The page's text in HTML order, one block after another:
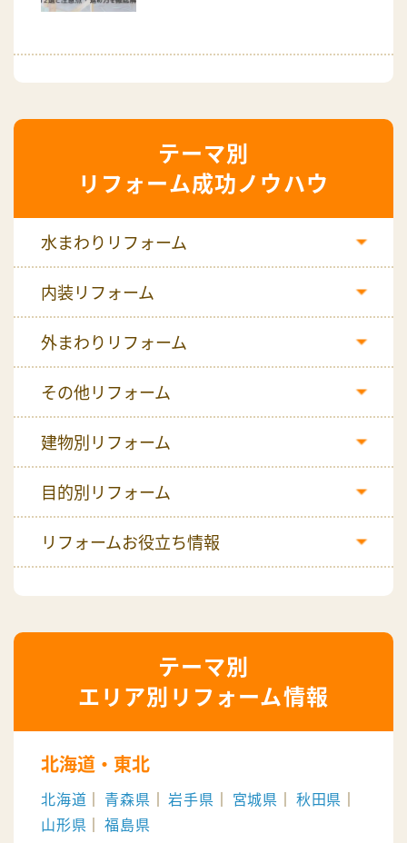
リフォーム成功ノウハウ
水まわりリフォーム
内装リフォーム
外まわりリフォーム
その他リフォーム
建物別リフォーム
目的別リフォーム
リフォームお役立ち情報
エリア別リフォーム情報
北海道・東北
北海道 青森県 岩手県 宮城県
秋田県
山形県
福島県